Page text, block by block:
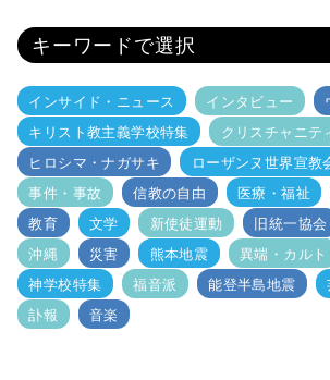
キーワードで選択
インサイド・ニュース インタビュー
キリスト教主義学校特集
クリスチャニテ
ヒロシマ・ナガサキ
ローザンヌ世界宣教
事件・事故
信教の自由 医療・福祉
教育
文学 新使徒運動 旧統一協会
沖縄
災害 熊本地震 異端・カルト
神学校特集
福音派 能登半島地震
訃報
音楽